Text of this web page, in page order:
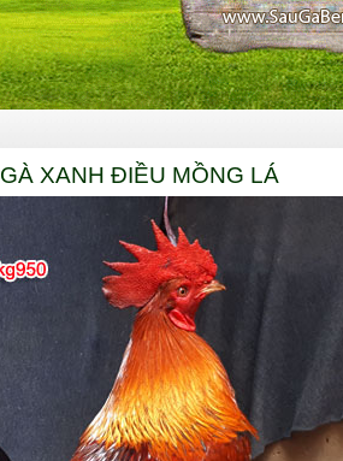
XANH ĐIỀU MỒNG LÁ